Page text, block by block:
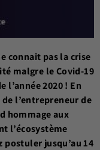
connait pas la crise
malgre le Covid-19
l’année 2020 ! En
l’entrepreneur de
hommage aux
l’écosystème
jusqu’au 14